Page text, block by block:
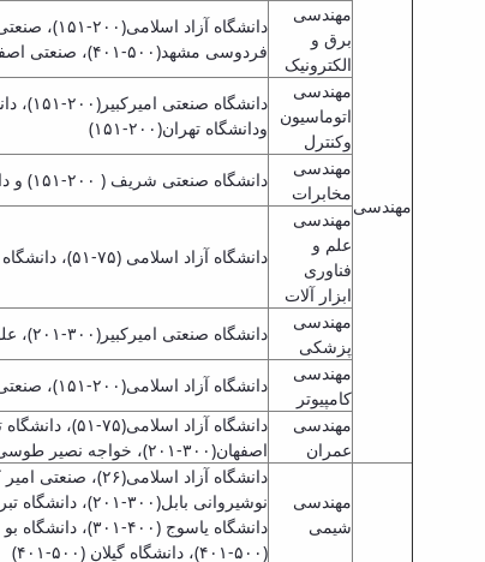
مهندسی
مهندسی
برق و
الکترونیک
فردوسی مشهد(۵۰۰-۴۰۱)، صنعتی اصفهان(۵۰۰-۴۰۱)، خواجه نصیر طوسی(۵۰۰-۴۰۱)، دانشگاه کاشان(۵۰۰-۴۰۱)
مهندسی
اتوماسیون
وکنترل
ودانشگاه تهران(۲۰۰-۱۵۱)
مهندسی
مخابرات
دانشگاه صنعتی شریف ( ۲۰۰-۱۵۱) و دانشگاه آزاد اسلامی(۲۰۰-۱۵۱)
مهندسی
علم و
فناوری
ابزار آلات
دانشگاه آزاد اسلامی (۷۵-۵۱)، دانشگاه صنعتی اصفهان(۱۵۰-۱۰۱)، دانشگاه تهران (۱۵۰-۱۰۱)، صنعتی شریف(۱۵۰-۱۰۱)، صنعتی امیر کبیر (۳۰۰-۲۰۱)، دانشگاه علم وصنعت(۳۰۰-۲۰۱)
مهندسی
پزشکی
دانشگاه صنعتی امیرکبیر(۳۰۰-۲۰۱)، علوم پزشکی تهران(۳۰۰-۲۰۱)
مهندسی
کامپیوتر
دانشگاه آزاد اسلامی(۲۰۰-۱۵۱)، صنعتی امیرکبیر(۳۰۰-۲۰۱)، صنعتی شریف(۳۰۰-۲۰۱)، علم و صنعت(۴۰۰-۳۰۱)، دانشگاه تهران(۴۰۰-۳۰۱ )
مهندسی
عمران
اصفهان(۳۰۰-۲۰۱)، خواجه نصیر طوسی (۳۰۰-۲۰۱)، دانشگاه گیلان (۳۰۰-۲۰۱) و دانشگاه تبریز (۳۰۰-۲۰۱)
مهندسی
شیمی
(۵۰۰-۴۰۱)، دانشگاه گیلان (۵۰۰-۴۰۱)